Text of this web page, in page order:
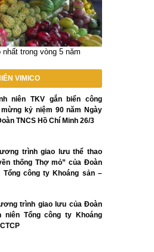
trong vòng 5 năm
VIMICO
niên TKV gắn biển công
kỷ niệm 90 năm Ngày
TNCS Hồ Chí Minh 26/3
trình giao lưu thể thao
thống Thợ mỏ” của Đoàn
Tổng công ty Khoáng sản –
trình giao lưu của Đoàn
niên Tổng công ty Khoáng